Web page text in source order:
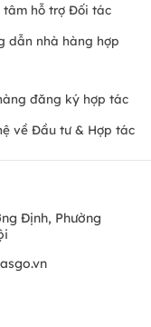
tâm hỗ trợ Đối tác
dẫn nhà hàng hợp
đăng ký hợp tác
về Đầu tư & Hợp tác
Định, Phường